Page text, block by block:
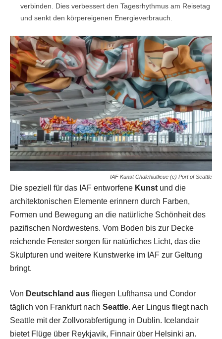
verbinden. Dies verbessert den Tagesrhythmus am Reisetag
und senkt den körpereigenen Energieverbrauch.
IAF Kunst Chalchiutlicue (c) Port of Seattle
Die speziell für das IAF entworfene Kunst und die
architektonischen Elemente erinnern durch Farben,
Formen und Bewegung an die natürliche Schönheit des
pazifischen Nordwestens. Vom Boden bis zur Decke
reichende Fenster sorgen für natürliches Licht, das die
Skulpturen und weitere Kunstwerke im IAF zur Geltung
bringt.
Von Deutschland aus fliegen Lufthansa und Condor
täglich von Frankfurt nach Seattle. Aer Lingus fliegt nach
Seattle mit der Zollvorabfertigung in Dublin. Icelandair
bietet Flüge über Reykjavik, Finnair über Helsinki an.